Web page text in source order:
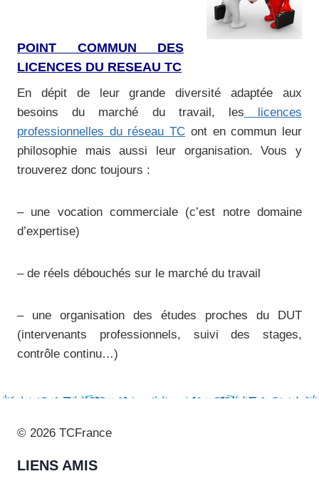
POINT COMMUN DES
LICENCES DU RESEAU TC
En dépit de leur grande diversité adaptée aux
besoins du marché du travail, les licences
professionnelles du réseau TC ont en commun leur
philosophie mais aussi leur organisation. Vous y
trouverez donc toujours :
– une vocation commerciale (c’est notre domaine
d’expertise)
– de réels débouchés sur le marché du travail
– une organisation des études proches du DUT
(intervenants professionnels, suivi des stages,
contrôle continu…)
© 2026 TCFrance
LIENS AMIS